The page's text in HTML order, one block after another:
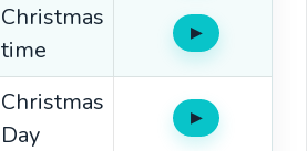
Christmas
time
▶Oír
Christmas
Day
▶Oír